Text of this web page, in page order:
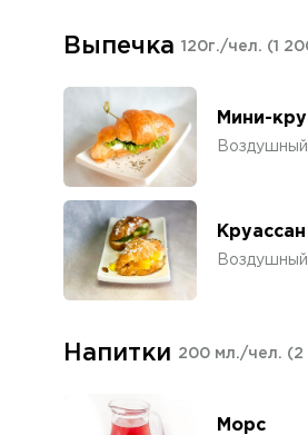
Выпечка 120г./чел. (1
Мини-
Воздушный
Напитки 200 мл./чел. (2
Морс